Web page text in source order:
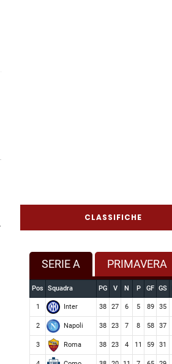
CLASSIFICHE
SERIE A PRIMAVERA
Pos Squadra PG V N P GF GS
1 Inter 38 27 6 5 89 35
2 Napoli 38 23 7 8 58 37
3 Roma 38 23 4 11 59 31